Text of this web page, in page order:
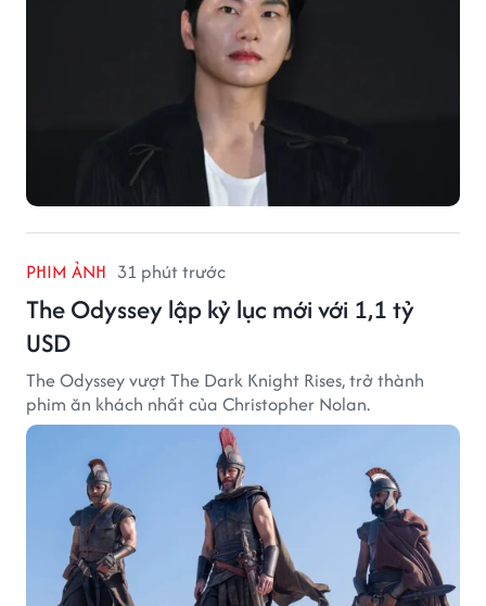
PHIM ẢNH 31 phút trước
The Odyssey lập kỷ lục mới với 1,1 tỷ
USD
The Odyssey vượt The Dark Knight Rises, trở thành
phim ăn khách nhất của Christopher Nolan.